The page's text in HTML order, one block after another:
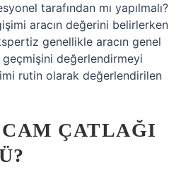
tarafından mı yapılmalı?
aracın değerini belirlerken
genellikle aracın genel
değerlendirmeyi
rutin olarak değerlendirilen
ÇATLAĞI